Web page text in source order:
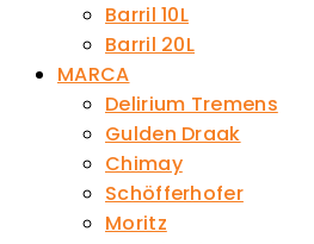
Barril 10L
Barril 20L
MARCA
Delirium Tremens
Gulden Draak
Chimay
Schöfferhofer
Moritz